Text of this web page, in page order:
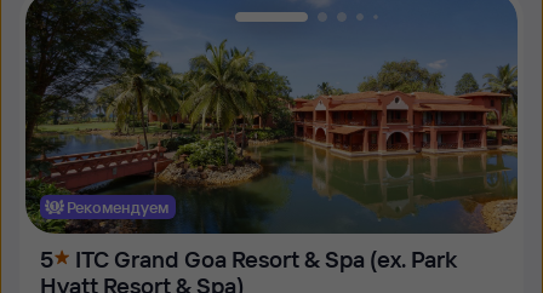
Рекомендуем
5
ITC Grand Goa Resort & Spa (ex. Park
Hyatt Resort & Spa)